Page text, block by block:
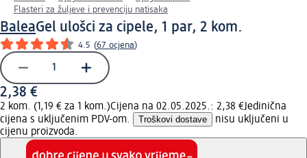
Flasteri za žuljeve i prevenciju natisaka
BaleaGel ulošci za cipele, 1 par, 2 kom.
4.5 (67 ocjena)
2,38 €
2 kom. (1,19 € za 1 kom.)Cijena na 02.05.2025.: 2,38 €Jedinična
cijena s uključenim PDV-om.
Troškovi dostave
nisu uključeni u
cijenu proizvoda.